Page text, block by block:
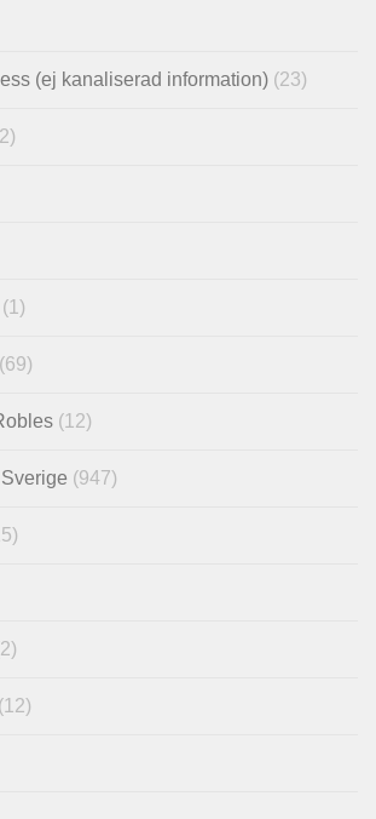
(ej kanaliserad information) (23)
(1)
(69)
(12)
(947)
(12)